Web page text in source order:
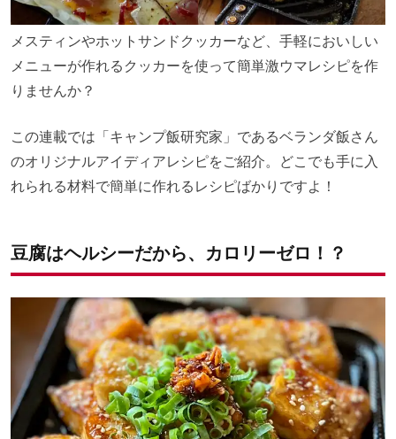
メスティンやホットサンドクッカーなど、手軽においしい
メニューが作れるクッカーを使って簡単激ウマレシピを作
りませんか？
この連載では「キャンプ飯研究家」であるベランダ飯さん
のオリジナルアイディアレシピをご紹介。どこでも手に入
れられる材料で簡単に作れるレシピばかりですよ！
豆腐はヘルシーだから、カロリーゼロ！？